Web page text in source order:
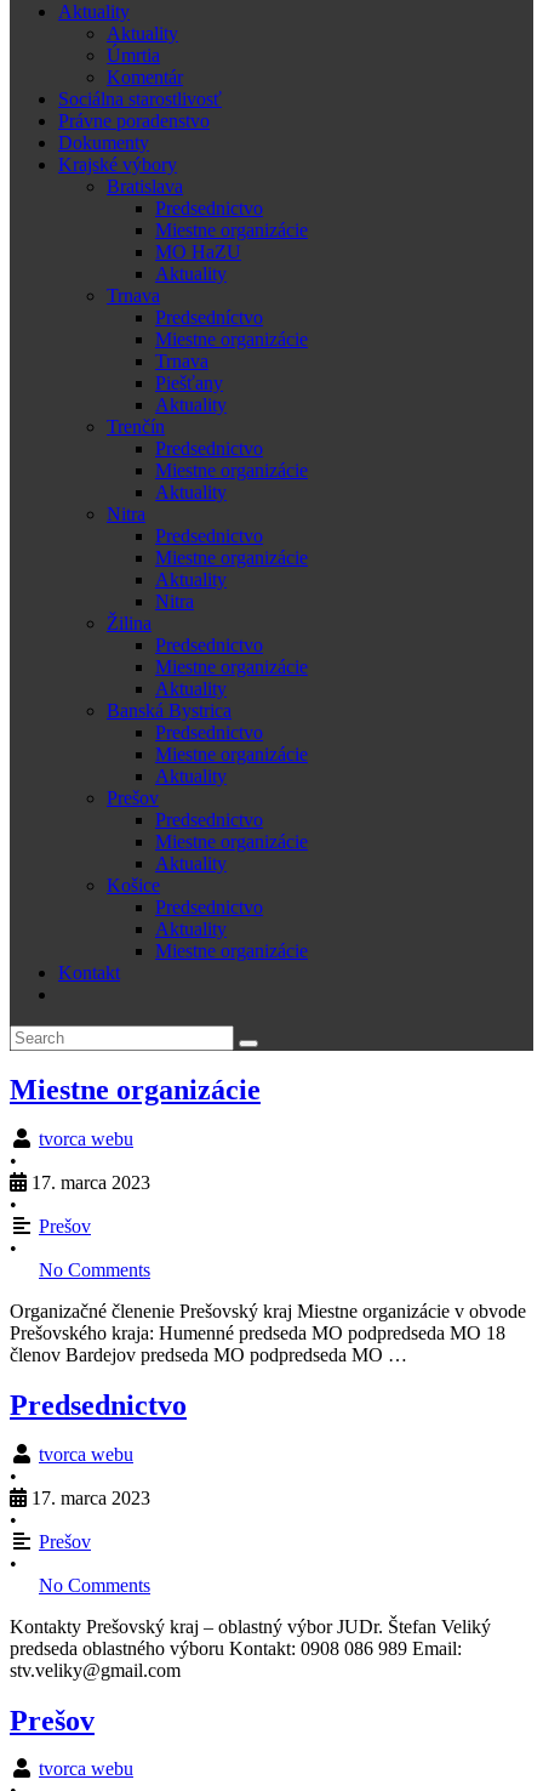
Aktuality
Aktuality
Úmrtia
Komentár
Sociálna starostlivosť
Právne poradenstvo
Dokumenty
Krajské výbory
Bratislava
Predsednictvo
Miestne organizácie
MO HaZU
Aktuality
Trnava
Predsedníctvo
Miestne organizácie
Trnava
Piešťany
Aktuality
Trenčín
Predsednictvo
Miestne organizácie
Aktuality
Nitra
Predsednictvo
Miestne organizácie
Aktuality
Nitra
Žilina
Predsednictvo
Miestne organizácie
Aktuality
Banská Bystrica
Predsednictvo
Miestne organizácie
Aktuality
Prešov
Predsednictvo
Miestne organizácie
Aktuality
Košice
Predsednictvo
Aktuality
Miestne organizácie
Kontakt
Miestne organizácie
tvorca webu
•
17. marca 2023
•
Prešov
•
No Comments
Organizačné členenie Prešovský kraj Miestne organizácie v obvode
Prešovského kraja: Humenné predseda MO podpredseda MO 18
členov Bardejov predseda MO podpredseda MO …
Predsednictvo
tvorca webu
•
17. marca 2023
•
Prešov
•
No Comments
Kontakty Prešovský kraj – oblastný výbor JUDr. Štefan Veliký
predseda oblastného výboru Kontakt: 0908 086 989 Email:
stv.veliky@gmail.com
Prešov
tvorca webu